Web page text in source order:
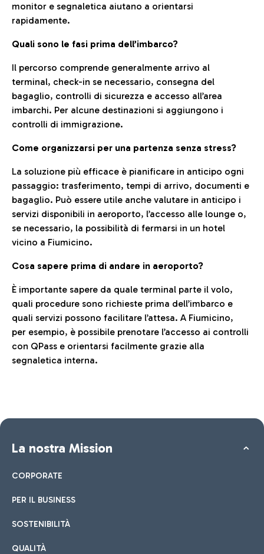
monitor e segnaletica aiutano a orientarsi
rapidamente.
Quali sono le fasi prima dell’imbarco?
Il percorso comprende generalmente arrivo al
terminal, check-in se necessario, consegna del
bagaglio, controlli di sicurezza e accesso all’area
imbarchi. Per alcune destinazioni si aggiungono i
controlli di immigrazione.
Come organizzarsi per una partenza senza stress?
La soluzione più efficace è pianificare in anticipo ogni
passaggio: trasferimento, tempi di arrivo, documenti e
bagaglio. Può essere utile anche valutare in anticipo i
servizi disponibili in aeroporto, l’accesso alle lounge o,
se necessario, la possibilità di fermarsi in un hotel
vicino a Fiumicino.
Cosa sapere prima di andare in aeroporto?
È importante sapere da quale terminal parte il volo,
quali procedure sono richieste prima dell’imbarco e
quali servizi possono facilitare l’attesa. A Fiumicino,
per esempio, è possibile prenotare l’accesso ai controlli
con QPass e orientarsi facilmente grazie alla
segnaletica interna.
La nostra Mission
CORPORATE
PER IL BUSINESS
SOSTENIBILITÀ
QUALITÀ